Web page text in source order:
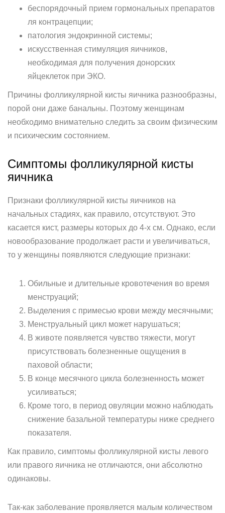
беспорядочный прием гормональных препаратов
ля контрацепции;
патология эндокринной системы;
искусственная стимуляция яичников,
необходимая для получения донорских
яйцеклеток при ЭКО.
Причины фолликулярной кисты яичника разнообразны,
порой они даже банальны. Поэтому женщинам
необходимо внимательно следить за своим физическим
и психическим состоянием.
Симптомы фолликулярной кисты
яичника
Признаки фолликулярной кисты яичников на
начальных стадиях, как правило, отсутствуют. Это
касается кист, размеры которых до 4-х см. Однако, если
новообразование продолжает расти и увеличиваться,
то у женщины появляются следующие признаки:
Обильные и длительные кровотечения во время
менструаций;
Выделения с примесью крови между месячными;
Менструальный цикл может нарушаться;
В животе появляется чувство тяжести, могут
присутствовать болезненные ощущения в
паховой области;
В конце месячного цикла болезненность может
усиливаться;
Кроме того, в период овуляции можно наблюдать
снижение базальной температуры ниже среднего
показателя.
Как правило, симптомы фолликулярной кисты левого
или правого яичника не отличаются, они абсолютно
одинаковы.
Так-как заболевание проявляется малым количеством